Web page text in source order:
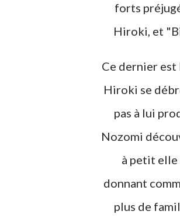
forts
Hiroki, et
Ce dernier
Hiroki se
pas à lui
Nozomi
à petit elle
donnant
plus de